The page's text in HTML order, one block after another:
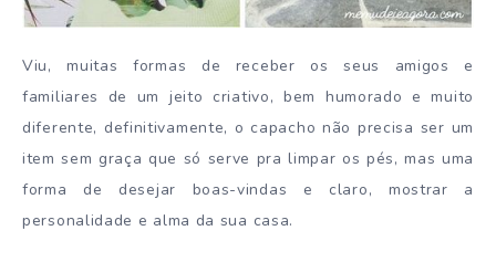
Viu, muitas formas de receber os seus amigos e
familiares de um jeito criativo, bem humorado e muito
diferente, definitivamente, o capacho não precisa ser um
item sem graça que só serve pra limpar os pés, mas uma
forma de desejar boas-vindas e claro, mostrar a
personalidade e alma da sua casa.